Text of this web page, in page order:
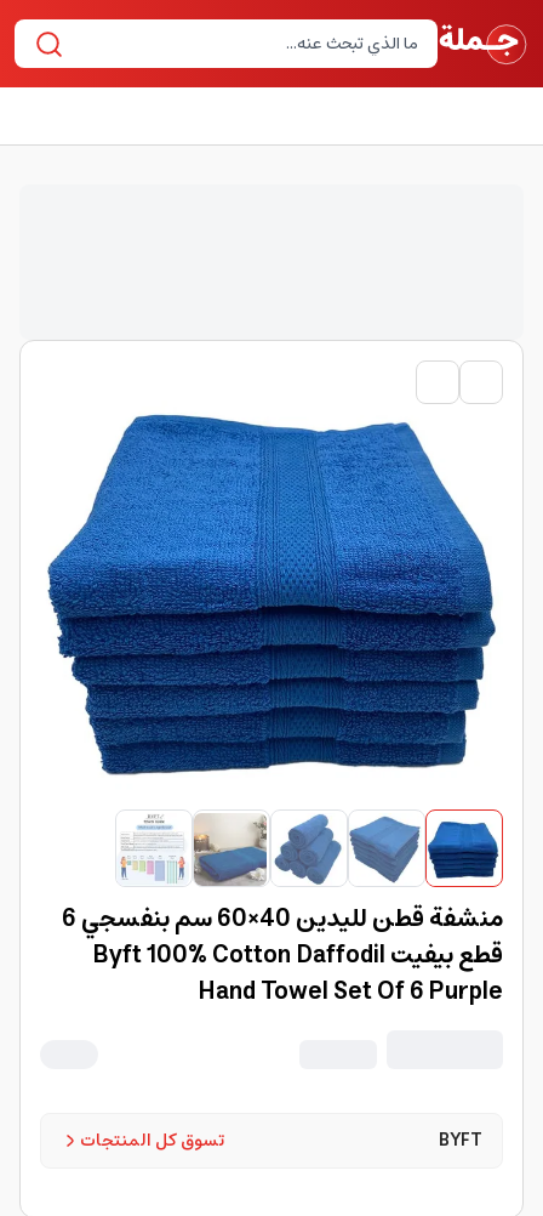
منشفة قطن لليدين 40×60 سم بنفسجي 6
قطع بيفيت Byft 100% Cotton Daffodil
Hand Towel Set Of 6 Purple
تسوق كل المنتجات BYFT